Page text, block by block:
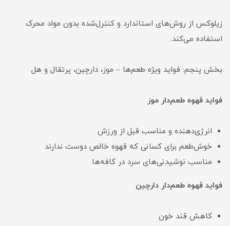
زیلوکس از روش‌های استاندارد و کنترل‌شده بدون مواد محرک
استفاده می‌کند.
بخش پنجم: فواید ویژه طعم‌ها – موز، دارچین، پرتقال و هل
فواید قهوه طعم‌دار موز
انرژی‌دهنده و مناسب قبل از ورزش
خوش‌طعم برای کسانی که قهوه خالص دوست ندارند
مناسب نوشیدنی‌های سرد در کافه‌ها
فواید قهوه طعم‌دار دارچین
کاهش قند خون